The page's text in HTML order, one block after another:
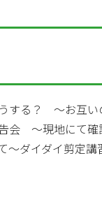
する？ ～お互い
会 ～現地にて確
～ダイダイ剪定講